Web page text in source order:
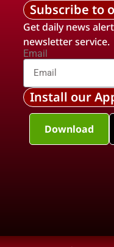
Subscribe to
Get daily news
newsletter service.
Email
Install our
Download